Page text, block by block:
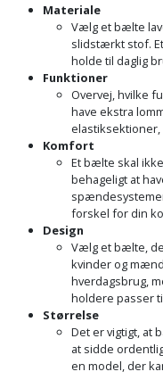
Materiale
Vælg et bælte
slidstærkt stof.
holde til daglig
Funktioner
Overvej, hvilke
have ekstra
Komfort
Et bælte skal
behageligt at
forskel for din
Design
Vælg et bælte,
kvinder og
hverdagsbrug,
holdere passer
Størrelse
Det er vigtigt, at
at sidde
en model, der